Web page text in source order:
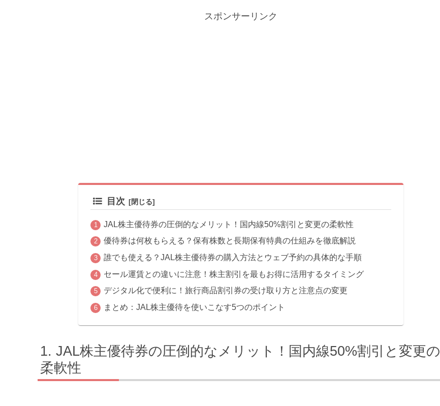
スポンサーリンク
目次
JAL株主優待券の圧倒的なメリット！国内線50%割引と変更の柔軟性
優待券は何枚もらえる？保有株数と長期保有特典の仕組みを徹底解説
誰でも使える？JAL株主優待券の購入方法とウェブ予約の具体的な手順
セール運賃との違いに注意！株主割引を最もお得に活用するタイミング
デジタル化で便利に！旅行商品割引券の受け取り方と注意点の変更
まとめ：JAL株主優待を使いこなす5つのポイント
JAL株主優待券の圧倒的なメリット！国内線50%割引と変更の
柔軟性